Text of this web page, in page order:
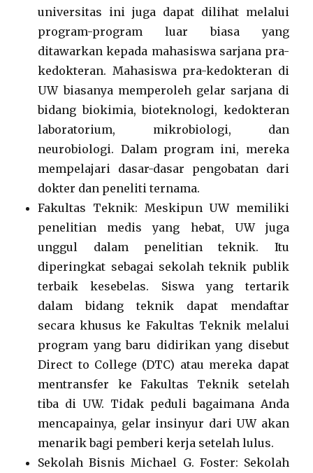
universitas ini juga dapat dilihat melalui
program-program luar biasa yang
ditawarkan kepada mahasiswa sarjana pra-
kedokteran. Mahasiswa pra-kedokteran di
UW biasanya memperoleh gelar sarjana di
bidang biokimia, bioteknologi, kedokteran
laboratorium, mikrobiologi, dan
neurobiologi. Dalam program ini, mereka
mempelajari dasar-dasar pengobatan dari
dokter dan peneliti ternama.
Fakultas Teknik: Meskipun UW memiliki
penelitian medis yang hebat, UW juga
unggul dalam penelitian teknik. Itu
diperingkat sebagai sekolah teknik publik
terbaik kesebelas. Siswa yang tertarik
dalam bidang teknik dapat mendaftar
secara khusus ke Fakultas Teknik melalui
program yang baru didirikan yang disebut
Direct to College (DTC) atau mereka dapat
mentransfer ke Fakultas Teknik setelah
tiba di UW. Tidak peduli bagaimana Anda
mencapainya, gelar insinyur dari UW akan
menarik bagi pemberi kerja setelah lulus.
Sekolah Bisnis Michael G. Foster: Sekolah